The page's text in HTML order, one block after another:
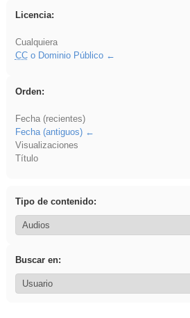
Licencia:
Cualquiera
CCo Dominio Público
Orden:
Fecha (recientes)
Fecha (antiguos)
Visualizaciones
Título
Tipo de contenido:
Buscar en: